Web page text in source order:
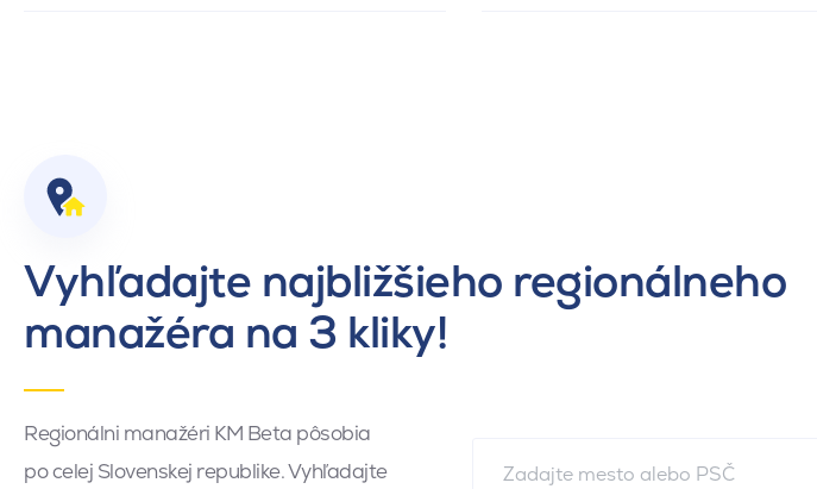
Vyhľadajte najbližšieho regionálneho
manažéra na 3 kliky!
Regionálni manažéri KM Beta pôsobia
po celej Slovenskej republike. Vyhľadajte